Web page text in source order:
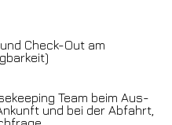
Check-Out am
Team beim Aus-
und bei der Abfahrt,